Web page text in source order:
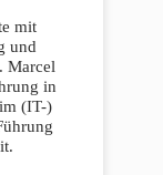
mit
und
Marcel
in
(IT-)